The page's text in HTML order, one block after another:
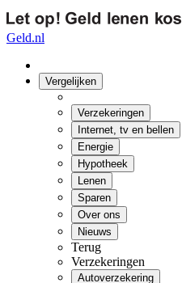
Geld.nl
Vergelijken
Verzekeringen
Internet, tv en bellen
Energie
Hypotheek
Lenen
Sparen
Over ons
Nieuws
Terug
Verzekeringen
Autoverzekering